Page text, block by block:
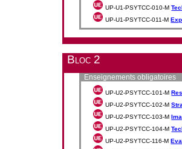
UP-U1-PSYTCC-010-M
UP-U1-PSYTCC-011-M
Bloc 2
Enseignements obligatoires
UP-U2-PSYTCC-101-M
UP-U2-PSYTCC-102-M
UP-U2-PSYTCC-103-M
UP-U2-PSYTCC-104-M
UP-U2-PSYTCC-116-M